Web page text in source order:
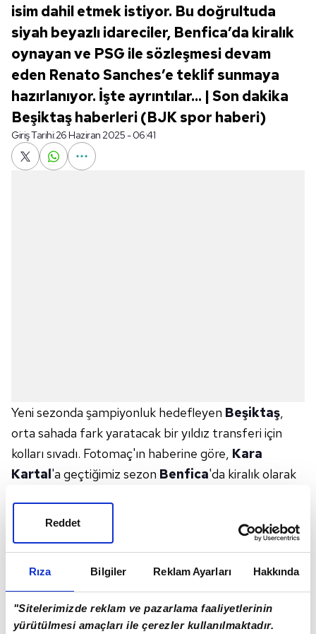
Rıza Bilgiler Reklam Ayarları Hakkında
"Sitelerimizde reklam ve pazarlama faaliyetlerinin
yürütülmesi amaçları ile çerezler kullanılmaktadır.
Reddet
isim dahil etmek istiyor. Bu doğrultuda
siyah beyazlı idareciler, Benfica’da kiralık
oynayan ve PSG ile sözleşmesi devam
eden Renato Sanches’e teklif sunmaya
hazırlanıyor. İşte ayrıntılar... | Son dakika
Beşiktaş haberleri (BJK spor haberi)
Giriş Tarihi:26 Haziran 2025 - 06:41
Yeni sezonda şampiyonluk hedefleyen Beşiktaş,
orta sahada fark yaratacak bir yıldız transferi için
kolları sıvadı. Fotomaç'ın haberine göre, Kara
Kartal'a geçtiğimiz sezon Benfica'da kiralık olarak
önerildi.
Portekiz
opsiyonunu kullanmayacağını açıklamasından sonra
Siyah-beyazlılar,PSGile temasa geçerek 26
yaşındaki futbolcunun durumunu sordu ve yeniden
kiralanması konusunda temasa geçti.